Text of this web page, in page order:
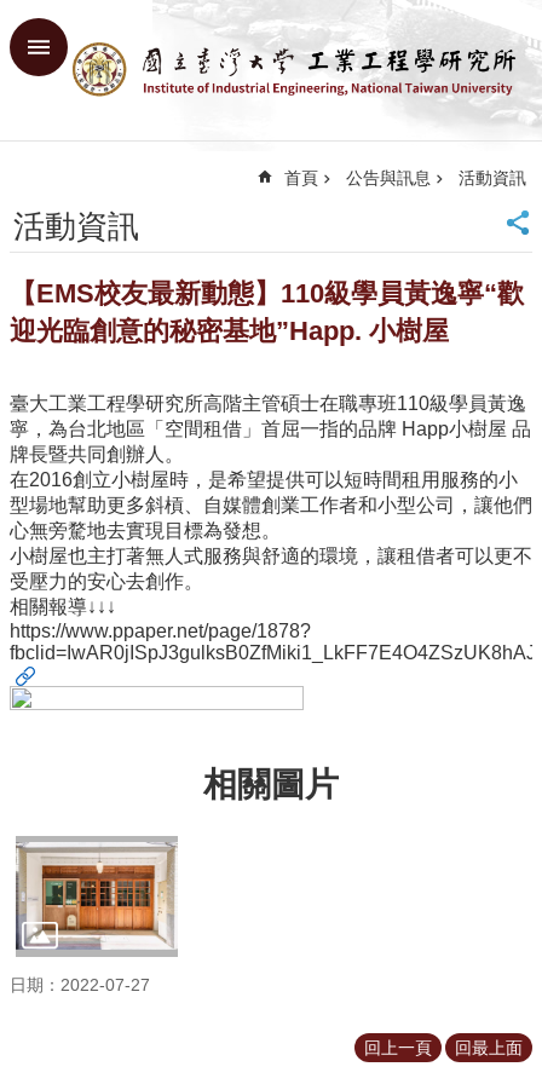
跳到主要內容區塊
進
首
頁
大
首
頁
站
導
覽
English
系
所
簡
介
學
程
簡
究
系
所
成
員
首頁 公告與訊息 活動資訊
活動資訊
【EMS校友最新動態】110級學員黃逸寧“歡
迎光臨創意的秘密基地”Happ. 小樹屋
臺大工業工程學研究所高階主管碩士在職專班110級學員黃逸
寧，為台北地區「空間租借」首屈一指的品牌 Happ小樹屋 品
牌長暨共同創辦人。
在2016創立小樹屋時，是希望提供可以短時間租用服務的小
型場地幫助更多斜槓、自媒體創業工作者和小型公司，讓他們
心無旁騖地去實現目標為發想。
小樹屋也主打著無人式服務與舒適的環境，讓租借者可以更不
受壓力的安心去創作。
相關報導↓↓↓
https://www.ppaper.net/page/1878?
相關圖片
日期：2022-07-27
回上一頁 回最上面